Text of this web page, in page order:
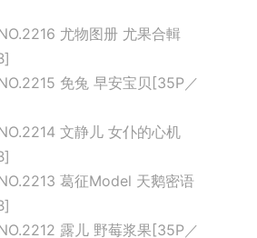
尤物图册 尤果合輯
免兔 早安宝贝[35P／
文静儿 女仆的心机
葛征Model 天鹅密语
露儿 野莓浆果[35P／